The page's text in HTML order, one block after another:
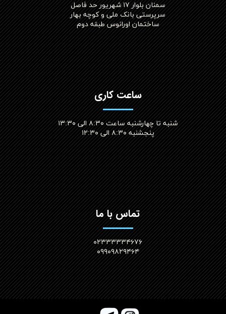
سمنان بلوار ۱۷ شهریور حد فاصل
سرپرستی بانک ملی و کوچه بهار
ساختمان اورانوس طبقه دوم
ساعت کاری
شنبه تا چهارشنبه ساعت ۸:۳۰ الی ۱۳:۳۰
پنجشنبه ۸:۳۰ الی ۱۲:۳۰​​​​​​​
تماس با ما
۰۲۳۳۳۳۳۴۶۷۶
۰۹۹۰۹۸۲۹۴۶۴